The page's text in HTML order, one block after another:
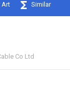
Art Similar
Co Ltd